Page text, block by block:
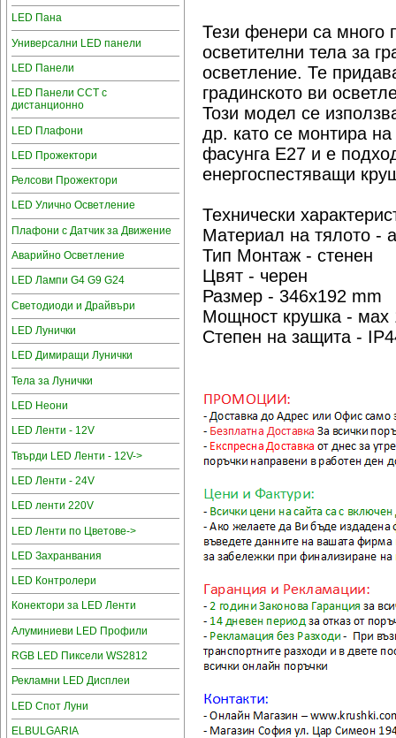
LED Пана
Универсални LED панели
LED Панели
LED Панели CCT с
дистанционно
LED Плафони
LED Прожектори
Релсови Прожектори
LED Улично Осветление
Плафони с Датчик за Движение
Аварийно Осветление
LED Лампи G4 G9 G24
Светодиоди и Драйвъри
LED Лунички
LED Димиращи Лунички
Тела за Лунички
LED Неони
LED Ленти - 12V
Твърди LED Ленти - 12V->
LED Ленти - 24V
LED ленти 220V
LED Ленти по Цветове->
LED Захранвания
LED Контролери
Конектори за LED Ленти
Алуминиеви LED Профили
RGB LED Пиксели WS2812
Рекламни LED Дисплеи
LED Спот Луни
ELBULGARIA
Тези фенери са много
осветителни тела за
осветление. Те
градинското ви
Този модел се
др. като се монтира
фасунга Е27 и е
енергоспестяващи
Технически
Материал на тялото -
Тип Монтаж - стенен
Цвят - черен
Размер - 346х192 mm
Мощност крушка - мax
Степен на защита -